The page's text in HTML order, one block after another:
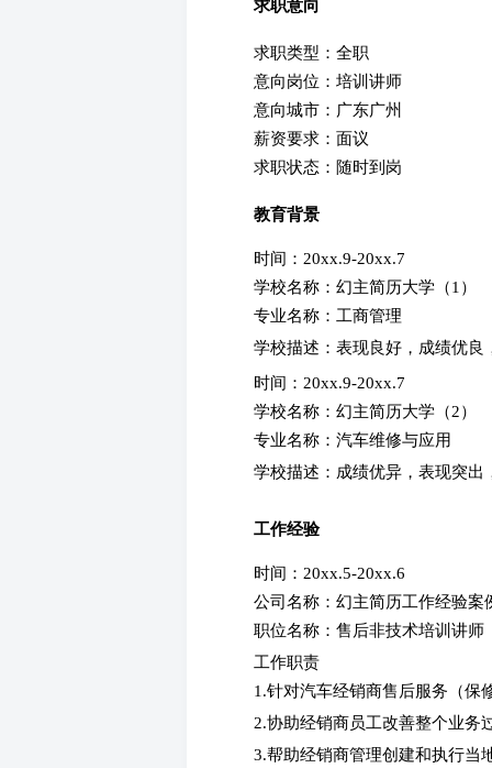
求职意向
求职类型：全职
意向岗位：培训讲师
意向城市：广东广州
薪资要求：面议
求职状态：随时到岗
教育背景
时间：20xx.9-20xx.7
学校名称：幻主简历大学（1）
专业名称：工商管理
学校描述：表现良好，成绩优良
时间：20xx.9-20xx.7
学校名称：幻主简历大学（2）
专业名称：汽车维修与应用
学校描述：成绩优异，表现突
工作经验
时间：20xx.5-20xx.6
公司名称：幻主简历工作经验
职位名称：售后非技术培训讲
工作职责
1.针对汽车经销商售后服务（保
2.协助经销商员工改善整个业务
3.帮助经销商管理创建和执行当